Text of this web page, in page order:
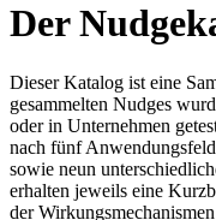
Der
Dieser Katalog ist eine
gesammelten Nudges
oder in Unternehmen
nach fünf
sowie neun
erhalten jeweils eine
der